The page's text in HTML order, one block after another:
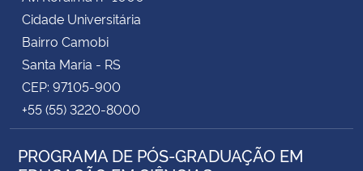
Cidade Universitária
Bairro Camobi
Santa Maria - RS
CEP: 97105-900
+55 (55) 3220-8000
PROGRAMA DE PÓS-GRADUAÇÃO EM